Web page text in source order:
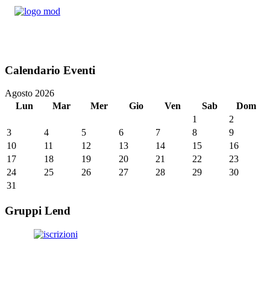
Calendario Eventi
Agosto 2026
Lun
Mar Mer Gio Ven Sab
Dom
1
2
3
4 5 6 7 8
9
10
11 12 13 14 15
16
17
18 19 20 21 22
23
24
25 26 27 28 29
30
31
Gruppi Lend